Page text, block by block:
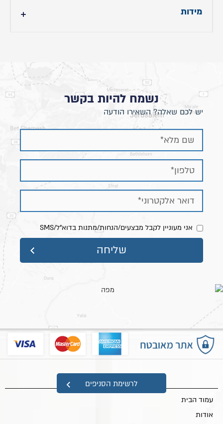
מידות
מידות השידה:
רוחב כ- 52 ס"מ / עומק כ- 40 ס"מ / גובה כ- 48 ס"מ
נשמח להיות בקשר
יש לכם שאלה? השאירו הודעה
אני מעוניין לקבל מבצעים/הנחות/מתנות בדוא"ל/SMS
לרשימת הסניפים
מפת אתר
עמוד הבית
אודות